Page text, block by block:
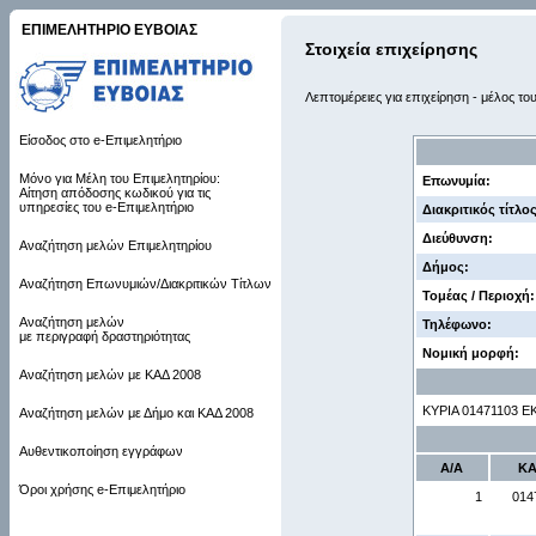
ΕΠΙΜΕΛΗΤΗΡΙΟ ΕΥΒΟΙΑΣ
Είσοδος στο e-Επιμελητήριο
Μόνο για Μέλη του Επιμελητηρίου:
Αίτηση απόδοσης κωδικού για τις
υπηρεσίες του e-Επιμελητήριο
Αναζήτηση μελών Επιμελητηρίου
Αναζήτηση Επωνυμιών/Διακριτικών Τίτλων
Αναζήτηση μελών
με περιγραφή δραστηριότητας
Αναζήτηση μελών με ΚΑΔ 2008
Αναζήτηση μελών με Δήμο και ΚΑΔ 2008
Αυθεντικοποίηση εγγράφων
Όροι χρήσης e-Επιμελητήριο
Στοιχεία επιχείρησης
Λεπτομέρειες για επιχείρηση - μέλος
Επωνυμία:
Διακριτικός
Διεύθυνση:
Δήμος:
Τομέας / Περιοχή:
Τηλέφωνο:
Νομική μορφή:
ΚΥΡΙΑ
Α/Α
1